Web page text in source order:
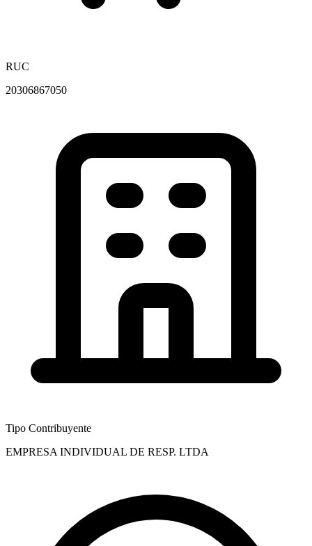
RUC
20306867050
Tipo Contribuyente
EMPRESA INDIVIDUAL DE RESP. LTDA